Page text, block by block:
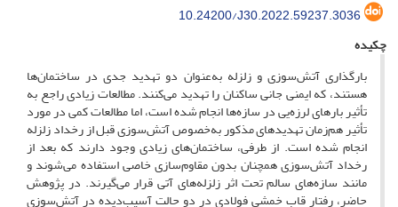
10.24200/J30.2022.59237.3036
چکیده
بارگذاری آتش‌سوزی و زلزله به‌عنوان دو تهدید جدی در ساختمان‌ها
هستند، که ایمنی جانی ساکنان را تهدید می‌کنند. مطالعات زیادی راجع به
تأثیر بارهای لرزه‌یی در سازه‌ها انجام شده است، اما مطالعات کمی در مورد
تأثیر هم‌زمان تهدیدهای مذکور به‌خصوص آتش‌سوزی قبل از رخداد زلزله
انجام شده است. از طرفی، ساختمان‌های زیادی وجود دارند که بعد از
رخداد آتش‌سوزی همچنان بدون مقاوم‌سازی خاصی استفاده می‌شوند و
مانند سازه‌های سالم تحت اثر زلزله‌های آتی قرار می‌گیرند. در پژوهش
حاضر، رفتار قاب خمشی فولادی در دو حالت آسیب‌دیده در آتش‌سوزی